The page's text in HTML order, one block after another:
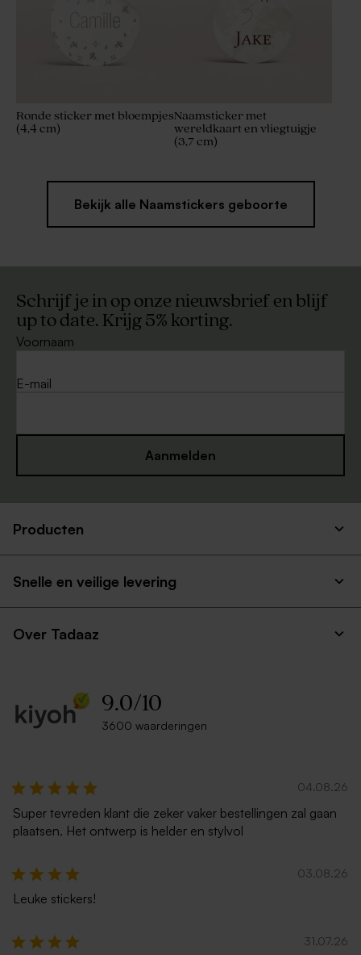
Ronde sticker met bloempjes
(4,4 cm)
Naamsticker met
wereldkaart en vliegtuigje
(3,7 cm)
Bekijk alle Naamstickers geboorte
Schrijf je in op onze nieuwsbrief en blijf
up to date. Krijg 5% korting.
Voornaam
E-mail
Aanmelden
Producten
Snelle en veilige levering
Over Tadaaz
9.0/10
3600 waarderingen
04.08.26
Super tevreden klant die zeker vaker bestellingen zal gaan
plaatsen. Het ontwerp is helder en stylvol
03.08.26
Leuke stickers!
31.07.26